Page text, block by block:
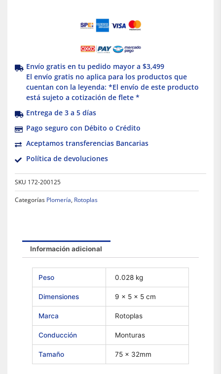
Envío gratis en tu pedido mayor a $3,499
El envío gratis no aplica para los productos que
cuentan con la leyenda: *El envío de este producto
está sujeto a cotización de flete *
Entrega de 3 a 5 días
Pago seguro con Débito o Crédito
Aceptamos transferencias Bancarias
Política de devoluciones
SKU 172-200125
Categorías Plomería, Rotoplas
Información adicional
Peso 0.028 kg
Dimensiones 9 × 5 × 5 cm
Marca Rotoplas
Conducción Monturas
Tamaño 75 x 32mm